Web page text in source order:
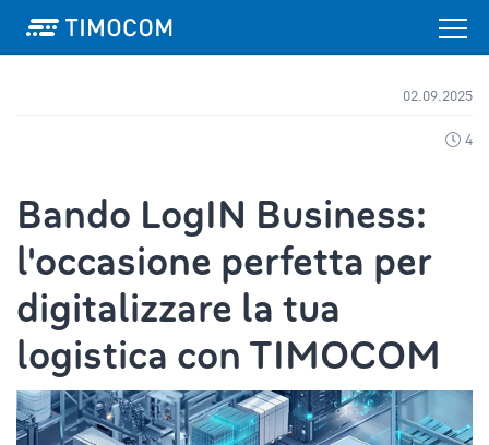
02.09.2025
4
Bando LogIN Business:
l'occasione perfetta per
digitalizzare la tua
logistica con TIMOCOM